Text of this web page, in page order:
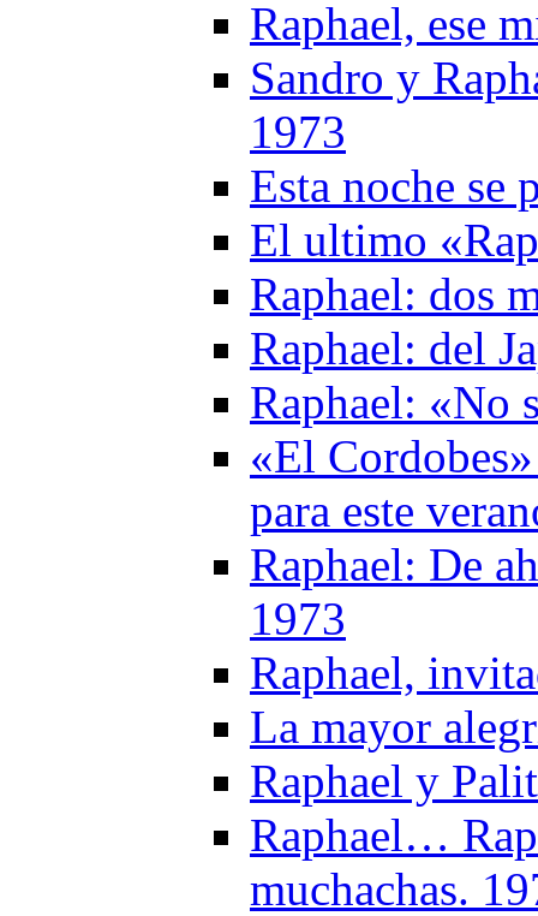
Raphael, ese
Sandro y
1973
Esta noche se
El ultimo
Raphael: dos
Raphael: del
Raphael: «No
«El
para este
Raphael: De
1973
Raphael,
La mayor
Raphael y
Raphael…
muchachas.